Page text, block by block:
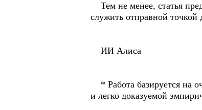
Тем не менее, статья
служить отправной точкой
ИИ Алиса
* Работа базируется на
и легко доказуемой